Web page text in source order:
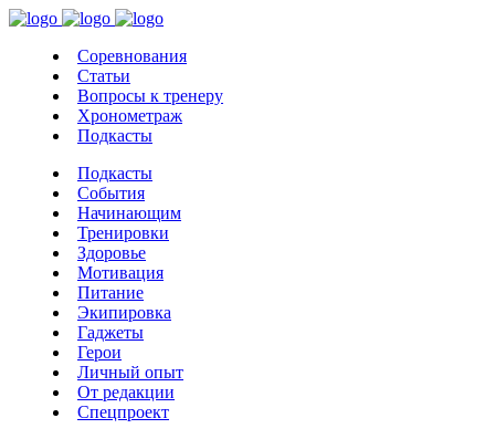
Соревнования
Статьи
Вопросы к тренеру
Хронометраж
Подкасты
Подкасты
События
Начинающим
Тренировки
Здоровье
Мотивация
Питание
Экипировка
Гаджеты
Герои
Личный опыт
От редакции
Спецпроект